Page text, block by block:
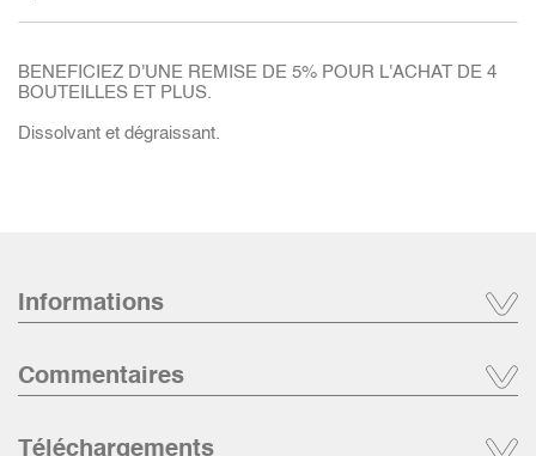
BENEFICIEZ D'UNE REMISE DE 5% POUR L'ACHAT DE 4
BOUTEILLES ET PLUS.
Dissolvant et dégraissant.
Informations
Commentaires
Téléchargements